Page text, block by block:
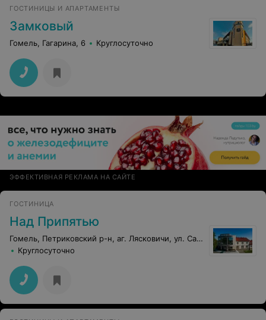
ГОСТИНИЦЫ И АПАРТАМЕНТЫ
Замковый
Гомель, Гагарина, 6 Круглосуточно
ЭФФЕКТИВНАЯ РЕКЛАМА НА САЙТЕ
ГОСТИНИЦА
Над Припятью
Гомель, Петриковский р-н, аг. Лясковичи, ул. Саши Глушко, 5А
Круглосуточно